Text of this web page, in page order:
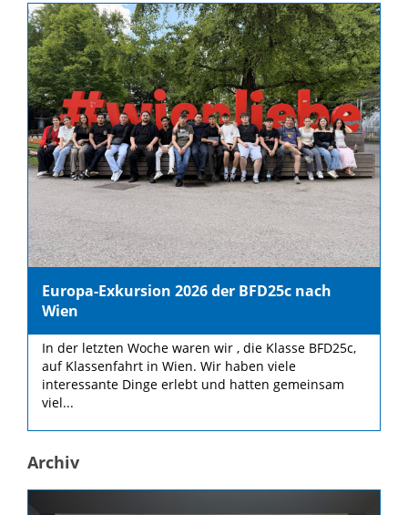
Europa-Exkursion 2026 der BFD25c nach
Wien
In der letzten Woche waren wir , die Klasse BFD25c,
auf Klassenfahrt in Wien. Wir haben viele
interessante Dinge erlebt und hatten gemeinsam
viel...
Archiv